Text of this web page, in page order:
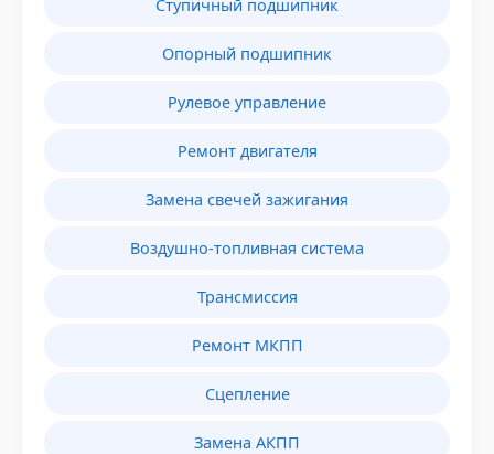
Ступичный подшипник
Опорный подшипник
Рулевое управление
Ремонт двигателя
Замена свечей зажигания
Воздушно-топливная система
Трансмиссия
Ремонт МКПП
Сцепление
Замена АКПП